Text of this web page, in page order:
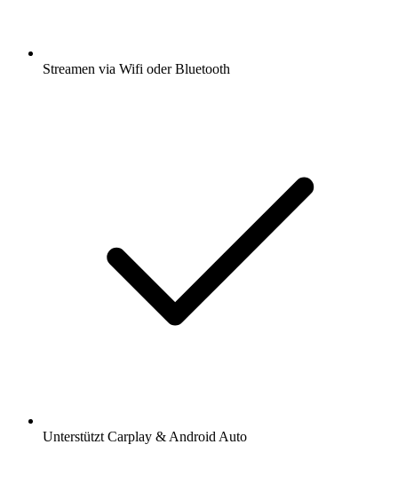
Streamen via Wifi oder Bluetooth
Unterstützt Carplay & Android Auto